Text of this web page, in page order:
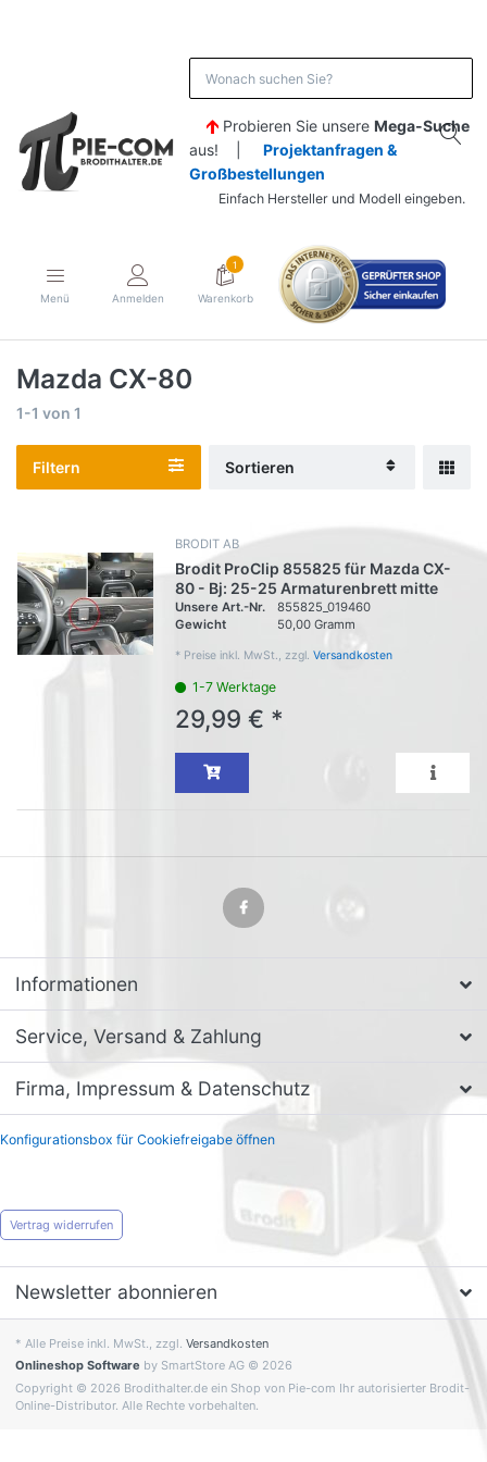
Probieren Sie unsere Mega-Suche
aus! | Projektanfragen &
Großbestellungen
Einfach Hersteller und Modell eingeben.
Menü Anmelden
1
Warenkorb
Mazda CX-80
1-1 von 1
Filtern Sortieren
BRODIT AB
Brodit ProClip 855825 für Mazda CX-
80 - Bj: 25-25 Armaturenbrett mitte
Unsere Art.-Nr.
855825_019460
Gewicht
50,00 Gramm
* Preise inkl. MwSt., zzgl. Versandkosten
1-7 Werktage
29,99 € *
Informationen
Service, Versand & Zahlung
Firma, Impressum & Datenschutz
Konfigurationsbox für Cookiefreigabe öffnen
Vertrag widerrufen
Newsletter abonnieren
* Alle Preise inkl. MwSt., zzgl. Versandkosten
Onlineshop Software by SmartStore AG © 2026
Copyright © 2026 Brodithalter.de ein Shop von Pie-com Ihr autorisierter Brodit-
Online-Distributor. Alle Rechte vorbehalten.